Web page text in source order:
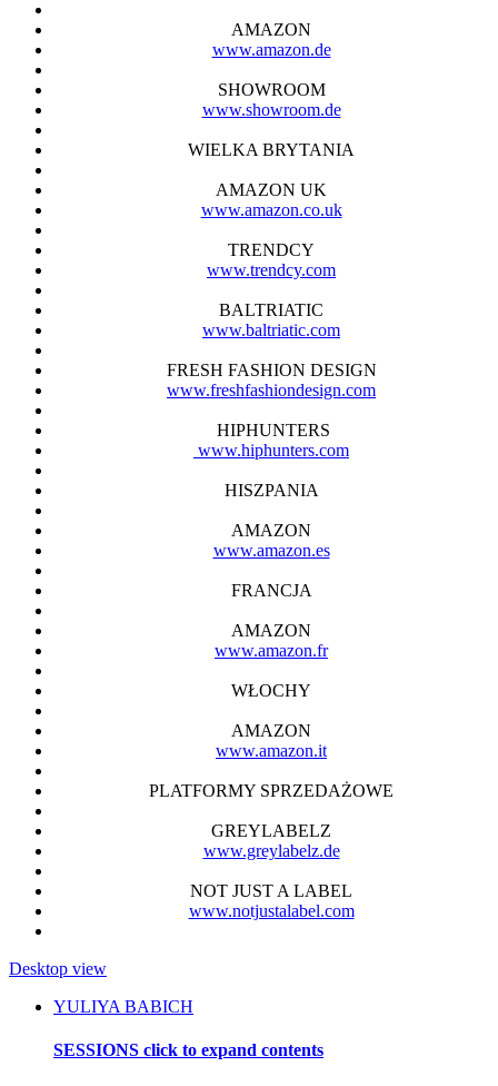
AMAZON
www.amazon.de
SHOWROOM
www.showroom.de
WIELKA BRYTANIA
AMAZON UK
www.amazon.co.uk
TRENDCY
www.trendcy.com
BALTRIATIC
www.baltriatic.com
FRESH FASHION DESIGN
www.freshfashiondesign.com
HIPHUNTERS
www.hiphunters.com
HISZPANIA
AMAZON
www.amazon.es
FRANCJA
AMAZON
www.amazon.fr
WŁOCHY
AMAZON
www.amazon.it
PLATFORMY SPRZEDAŻOWE
GREYLABELZ
www.greylabelz.de
NOT JUST A LABEL
www.notjustalabel.com
Desktop view
YULIYA BABICH
SESSIONS click to expand contents